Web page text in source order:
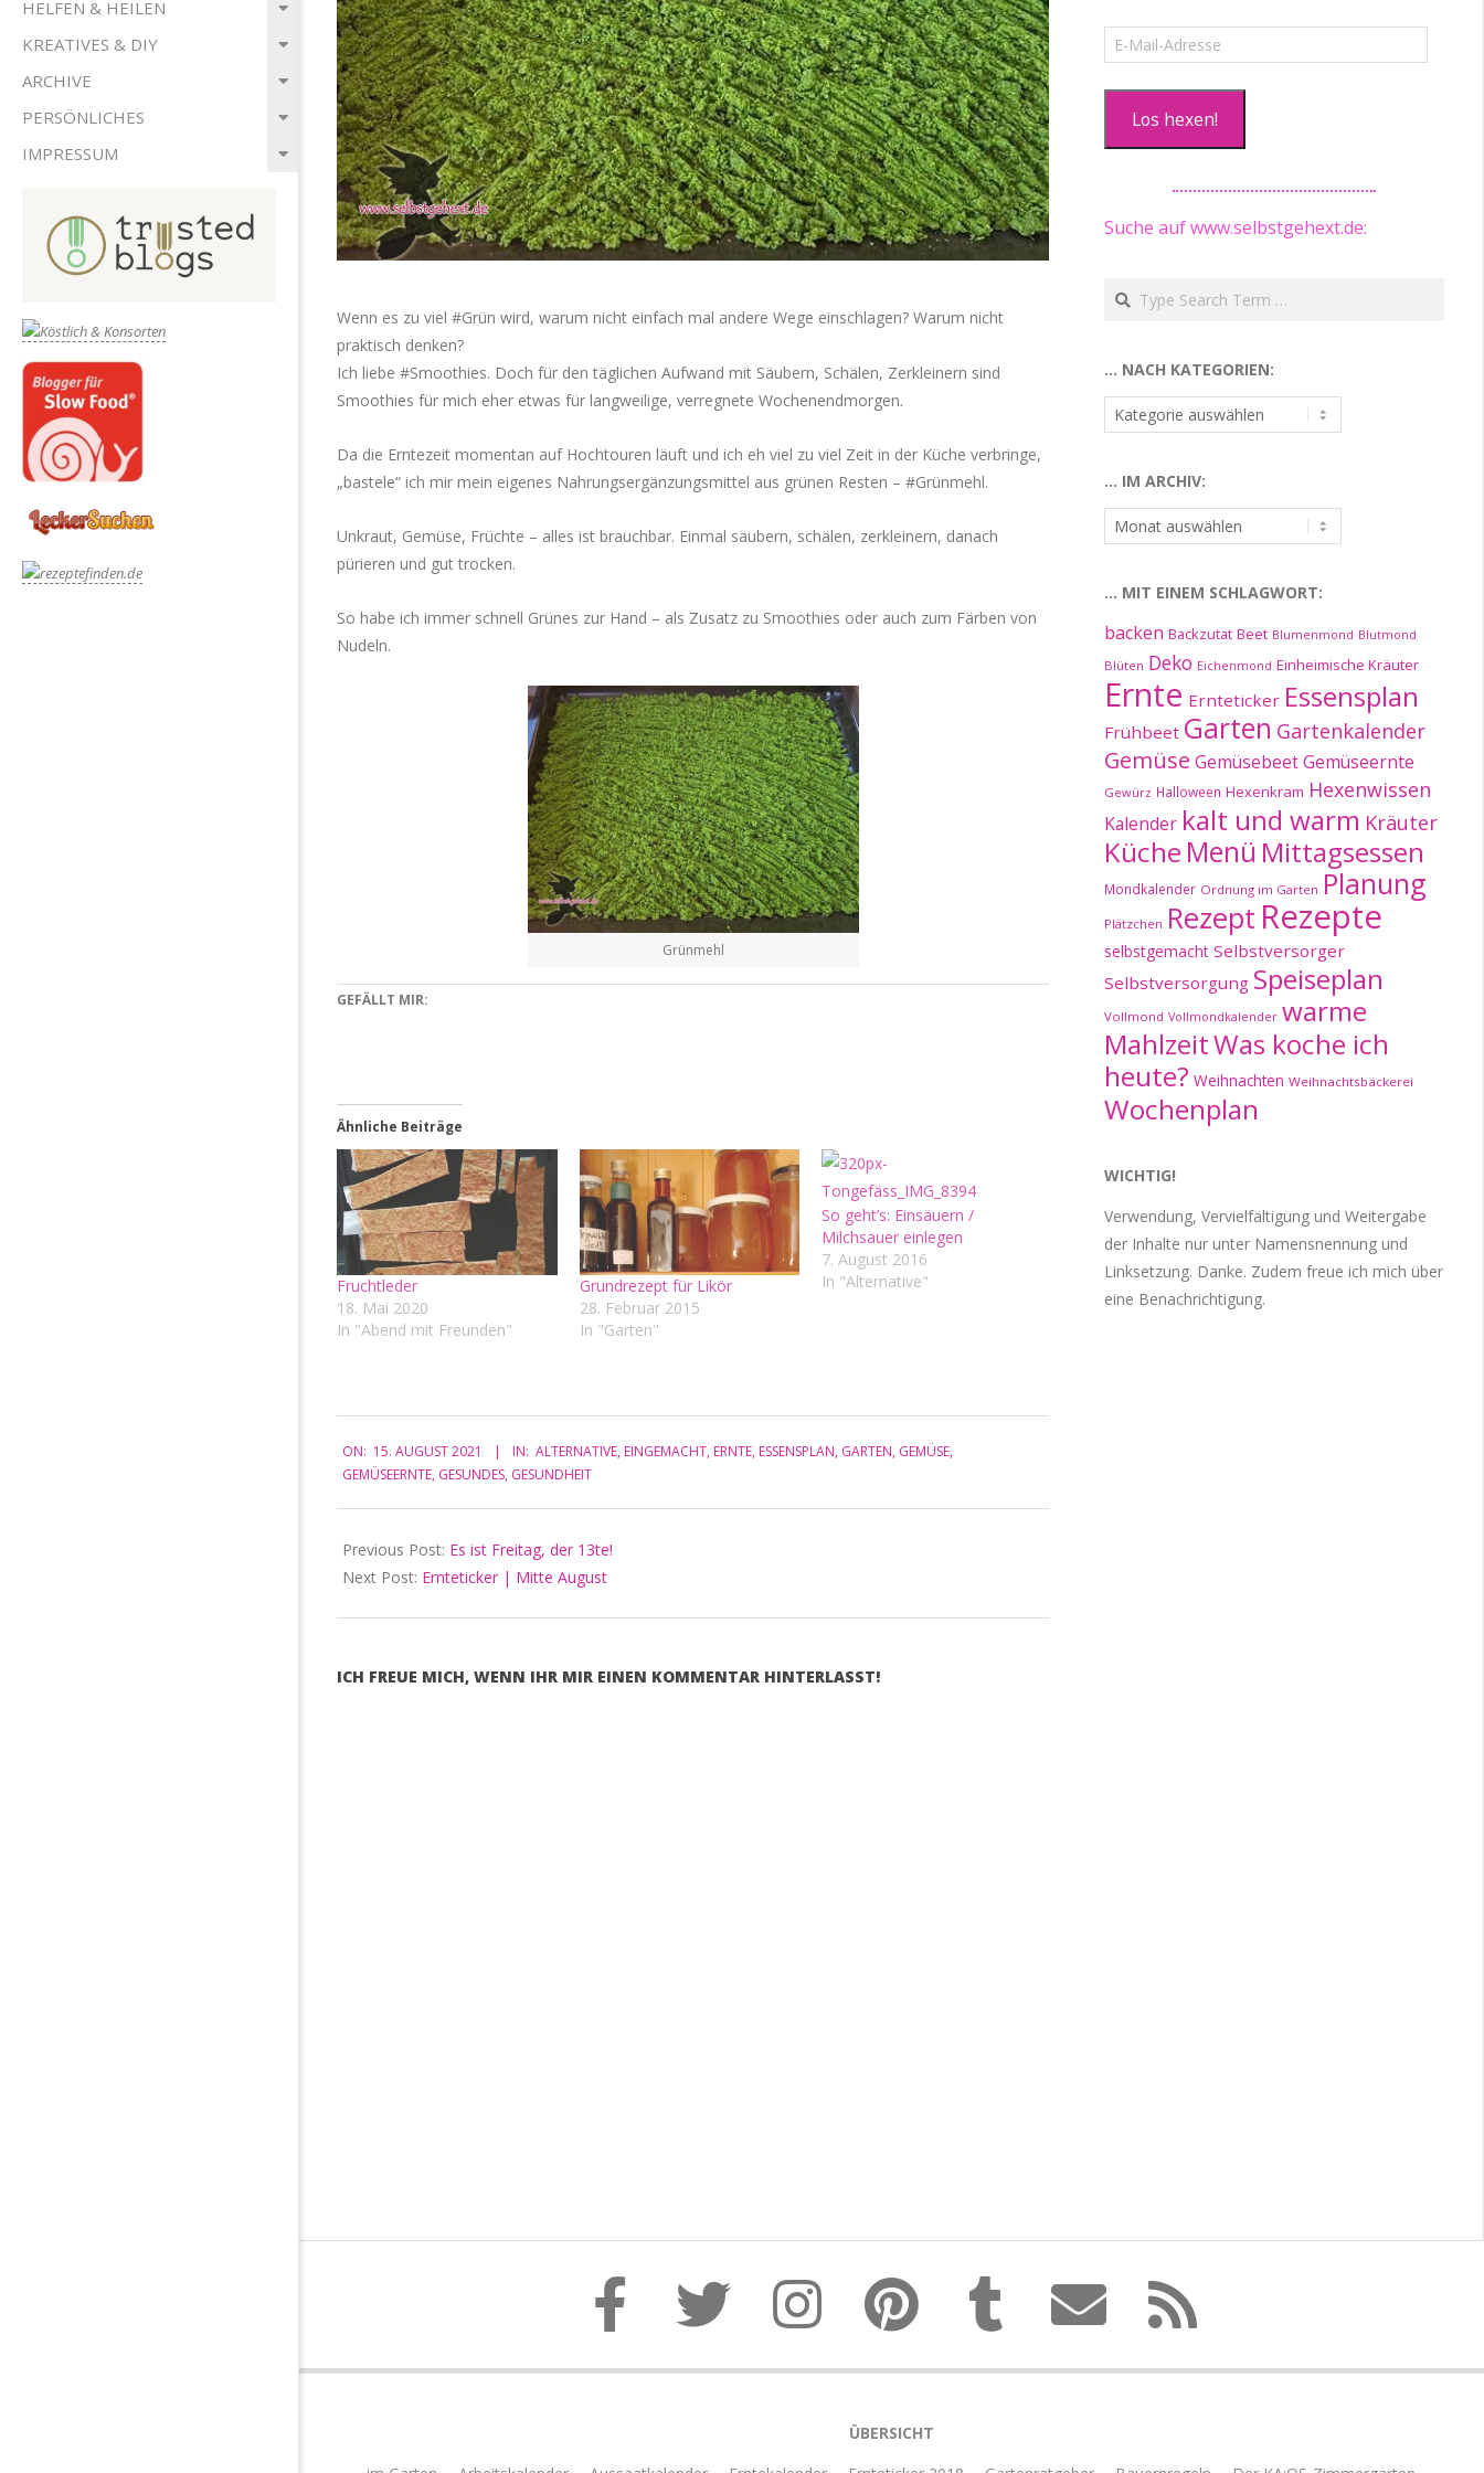
HELFEN & HEILEN
KREATIVES & DIY
ARCHIVE
PERSÖNLICHES
IMPRESSUM
Wenn es zu viel #Grün wird, warum nicht einfach mal andere Wege einschlagen? Warum nicht
praktisch denken?
Ich liebe #Smoothies. Doch für den täglichen Aufwand mit Säubern, Schälen, Zerkleinern sind
Smoothies für mich eher etwas für langweilige, verregnete Wochenendmorgen.
Da die Erntezeit momentan auf Hochtouren läuft und ich eh viel zu viel Zeit in der Küche verbringe,
„bastele“ ich mir mein eigenes Nahrungsergänzungsmittel aus grünen Resten – #Grünmehl.
Unkraut, Gemüse, Früchte – alles ist brauchbar. Einmal säubern, schälen, zerkleinern, danach
pürieren und gut trocken.
So habe ich immer schnell Grünes zur Hand – als Zusatz zu Smoothies oder auch zum Färben von
Nudeln.
Grünmehl
GEFÄLLT MIR:
Ähnliche Beiträge
Fruchtleder
18. Mai 2020
In "Abend mit Freunden"
Grundrezept für Likör
28. Februar 2015
In "Garten"
So geht’s: Einsäuern /
Milchsauer einlegen
7. August 2016
In "Alternative"
08-
15
ON: 15. AUGUST 2021 IN: ALTERNATIVE, EINGEMACHT, ERNTE, ESSENSPLAN, GARTEN, GEMÜSE,
GEMÜSEERNTE, GESUNDES, GESUNDHEIT
Previous Post: Es ist Freitag, der 13te!
Next Post: Ernteticker | Mitte August
ICH FREUE MICH, WENN IHR MIR EINEN KOMMENTAR HINTERLASST!
E-
Mail-
Los hexen!
Suche auf www.selbstgehext.de:
Search
… NACH KATEGORIEN:
…
nach
… IM ARCHIV:
…
im
… MIT EINEM SCHLAGWORT:
backen Backzutat Beet Blumenmond Blutmond
Blüten Deko Eichenmond Einheimische Kräuter
Ernte Ernteticker Essensplan
Frühbeet Garten Gartenkalender
Gemüse Gemüsebeet Gemüseernte
Gewürz Halloween Hexenkram Hexenwissen
Kalender kalt und warm Kräuter
Küche Menü Mittagsessen
Mondkalender Ordnung im Garten Planung
Plätzchen Rezept Rezepte
selbstgemacht Selbstversorger
Selbstversorgung Speiseplan
Vollmond Vollmondkalender warme
MahlzeitWas koche ich
heute? Weihnachten Weihnachtsbäckerei
Wochenplan
WICHTIG!
Verwendung, Vervielfältigung und Weitergabe
der Inhalte nur unter Namensnennung und
Linksetzung. Danke. Zudem freue ich mich über
eine Benachrichtigung.
ÜBERSICHT